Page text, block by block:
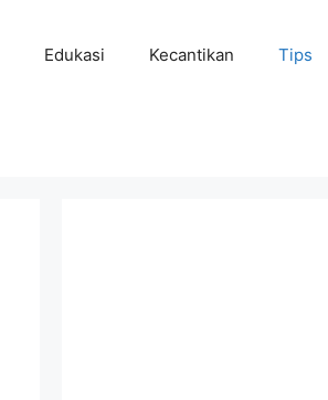
Edukasi Kecantikan Tips